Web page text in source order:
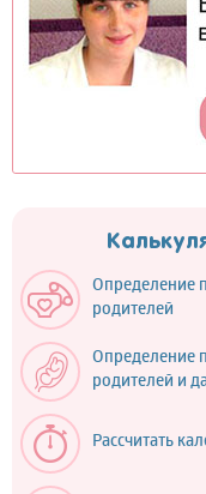
Определение
родителей
Определение
родителей и
Рассчитать